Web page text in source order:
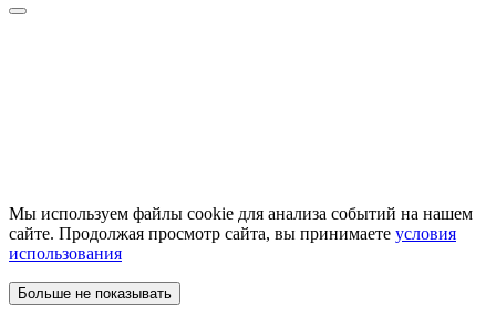
Мы используем файлы cookie для анализа событий на нашем
сайте. Продолжая просмотр сайта, вы принимаете условия
использования
Больше не показывать